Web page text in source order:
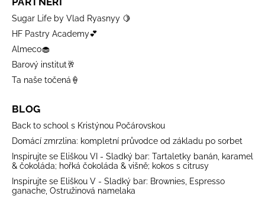
Sugar Life by Vlad Ryasnyy 🍋
HF Pastry Academy💕
Almeco🧁
Barový institut🥂
Ta naše točená🍦
BLOG
Back to school s Kristýnou Počárovskou
Domácí zmrzlina: kompletní průvodce od základu po sorbet
Inspirujte se Eliškou VI - Sladký bar: Tartaletky banán, karamel
& čokoláda; hořká čokoláda & višně; kokos s citrusy
Inspirujte se Eliškou V - Sladký bar: Brownies, Espresso
ganache, Ostružinová namelaka